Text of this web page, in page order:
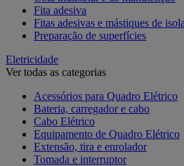
Fita adesiva
Fitas adesivas e mástiques de
Preparação de superfícies
Eletricidade
Ver todas as categorias
Acessórios para Quadro Elétrico
Bateria, carregador e cabo
Cabo Elétrico
Equipamento de Quadro Elétrico
Extensão, tira e enrolador
Tomada e interruptor